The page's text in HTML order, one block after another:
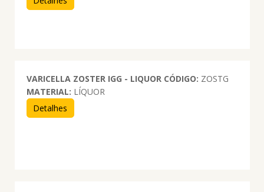
VARICELLA ZOSTER IGG - LIQUOR CÓDIGO: ZOSTG
MATERIAL: LÍQUOR
Detalhes